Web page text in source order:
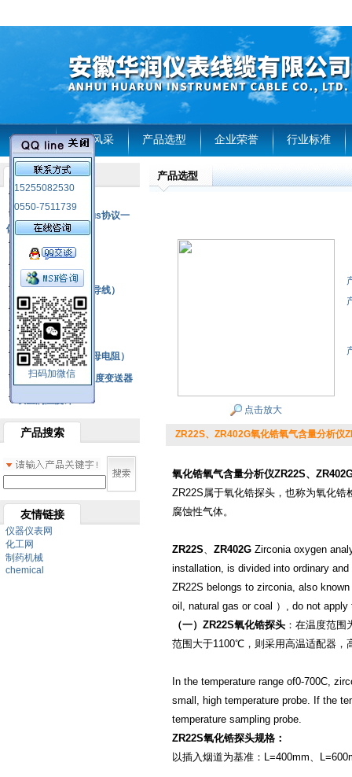
首页 企业风采 产品选型 企业荣誉 行业标准
15255082530
0550-7511739
扫码加微信
产品列表
RS485通讯modbus协议一
体化现场智能仪表
热电偶
压力式温度计
热电偶补偿电缆（导线）
振动传感器
热电阻
铂热电阻元件（云母电阻）
SBW系列一体化温度变送器
双金属温度计
产品搜索
友情链接
仪器仪表网
化工网
制药机械
chemical
产品选型
点击放大
ZR22S、ZR402G氧化锆氧气含量分析仪
氧化锆氧气含量分析仪ZR22S、
ZR22S属于氧化锆探头，也称为氧化
腐蚀性气体。
ZR22S、 ZR402GZirconiaoxygen
installation, is divided into ordinaryand
ZR22S belongs tozirconia, also known
oil , natural gas or coal ） , do not apply
（一）ZR22S氧化锆探头：在温度范围
范围大于1100℃，则采用高温适配器，
In the temperature range of0-700C,
small , high temperature probe. If the
temperature sampling probe.
ZR22S氧化锆探头规格：
以插入烟道为基准：L=400mm、